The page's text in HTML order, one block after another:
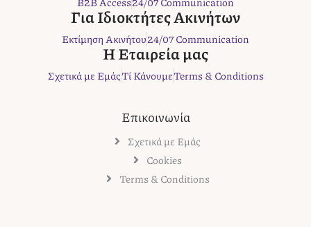
o
k
r r
a
m
e
s
t
Για Ιδιοκτήτες Ακινήτων
Εκτίμηση Ακινήτου24/07 Communication
Η Εταιρεία μας
Σχετικά με ΕμάςΤί ΚάνουμεTerms & Conditions
Επικοινωνία
Σχετικά με Εμάς
Cookies
Terms & Conditions